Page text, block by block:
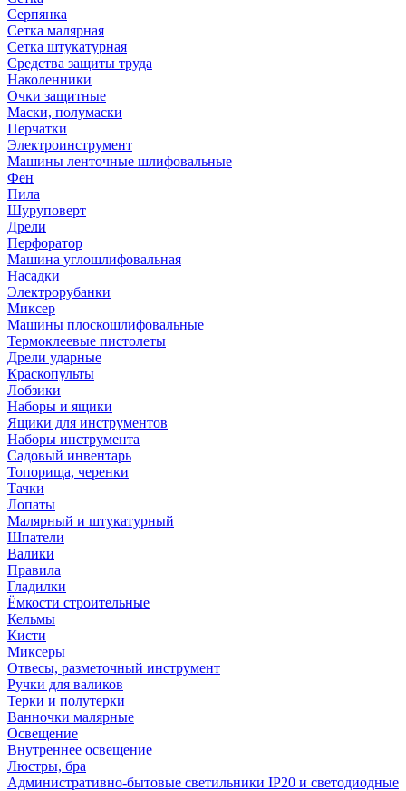
Серпянка
Сетка малярная
Сетка штукатурная
Средства защиты труда
Наколенники
Очки защитные
Маски, полумаски
Перчатки
Электроинструмент
Машины ленточные шлифовальные
Фен
Пила
Шуруповерт
Дрели
Перфоратор
Машина углошлифовальная
Насадки
Электрорубанки
Миксер
Машины плоскошлифовальные
Термоклеевые пистолеты
Дрели ударные
Краскопульты
Лобзики
Наборы и ящики
Ящики для инструментов
Наборы инструмента
Садовый инвентарь
Топорища, черенки
Тачки
Лопаты
Малярный и штукатурный
Шпатели
Валики
Правила
Гладилки
Ёмкости строительные
Кельмы
Кисти
Миксеры
Отвесы, разметочный инструмент
Ручки для валиков
Терки и полутерки
Ванночки малярные
Освещение
Внутреннее освещение
Люстры, бра
Административно-бытовые светильники IP20 и светодиодные